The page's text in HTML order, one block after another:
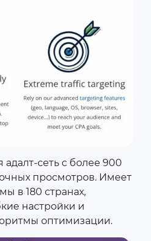
адалт-сеть с более 900
просмотров. Имеет
в 180 странах,
настройки и
оптимизации.